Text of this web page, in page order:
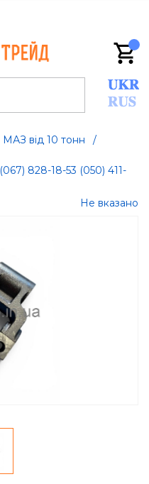
МАЗ від 10 тонн
/
(067) 828-18-53 (050) 411-
Не вказано